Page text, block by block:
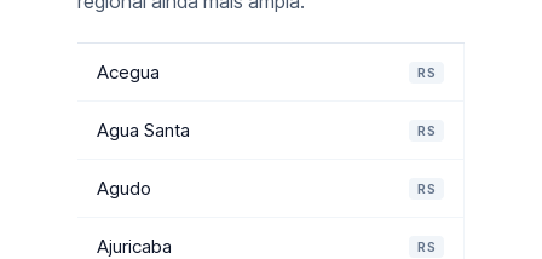
Acegua RS
Agua Santa RS
Agudo RS
Ajuricaba RS